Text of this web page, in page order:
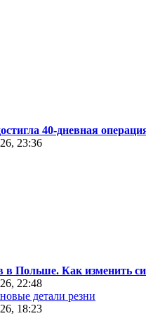
40-дневная
23:36
в Польше. Как изменить
22:48
детали резни
18:23